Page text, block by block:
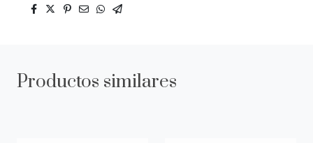
Productos similares